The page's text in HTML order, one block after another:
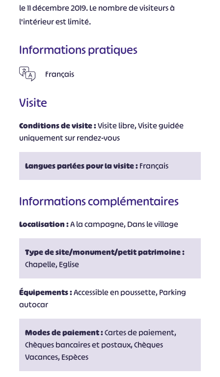
le 11 décembre 2019. Le nombre de visiteurs à
l'intérieur est limité.
Informations pratiques
Français
Visite
Conditions de visite :Visite libre, Visite guidée
uniquement sur rendez-vous
Langues parlées pour la visite :Français
Informations complémentaires
Localisation :A la campagne, Dans le village
Type de site/monument/petit patrimoine :
Chapelle, Eglise
Équipements :Accessible en poussette, Parking
autocar
Modes de paiement :Cartes de paiement,
Chèques bancaires et postaux, Chèques
Vacances, Espèces